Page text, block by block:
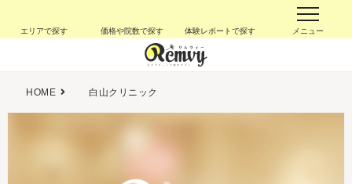
エリアで探す 価格や院数で探す 体験レポートで探す メニュー
HOME 白山クリニック